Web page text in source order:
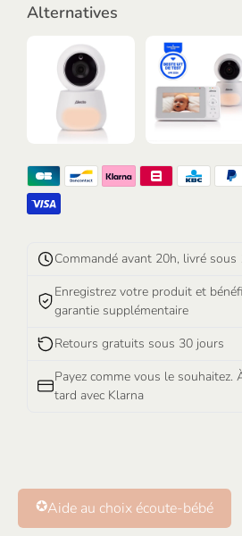
Alternatives
Commandé avant 20h, livré
Enregistrez votre produit et
garantie supplémentaire
Retours gratuits sous 30 jours
Payez comme vous le souhaitez.
tard avec Klarna
✪Aide au choix écoute-bébé